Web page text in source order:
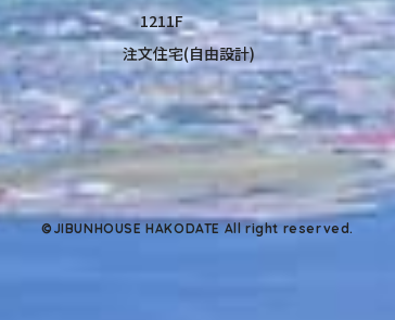
1211F
注文住宅(自由設計)
©JIBUNHOUSE HAKODATE All right reserved.